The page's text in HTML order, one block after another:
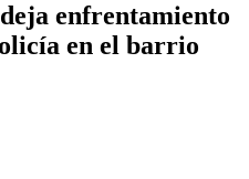
enfrentamiento
en el barrio